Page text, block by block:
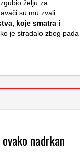
želju za
su mu zvali
koje smatra i
je stradalo zbog pada
nadrkan